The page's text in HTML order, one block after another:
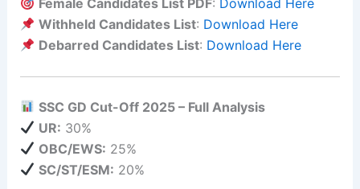
Female Candidates List PDF: Download Here
Withheld Candidates List: Download Here
Debarred Candidates List: Download Here
SSC GD Cut-Off 2025 – Full Analysis
UR: 30%
OBC/EWS: 25%
SC/ST/ESM: 20%